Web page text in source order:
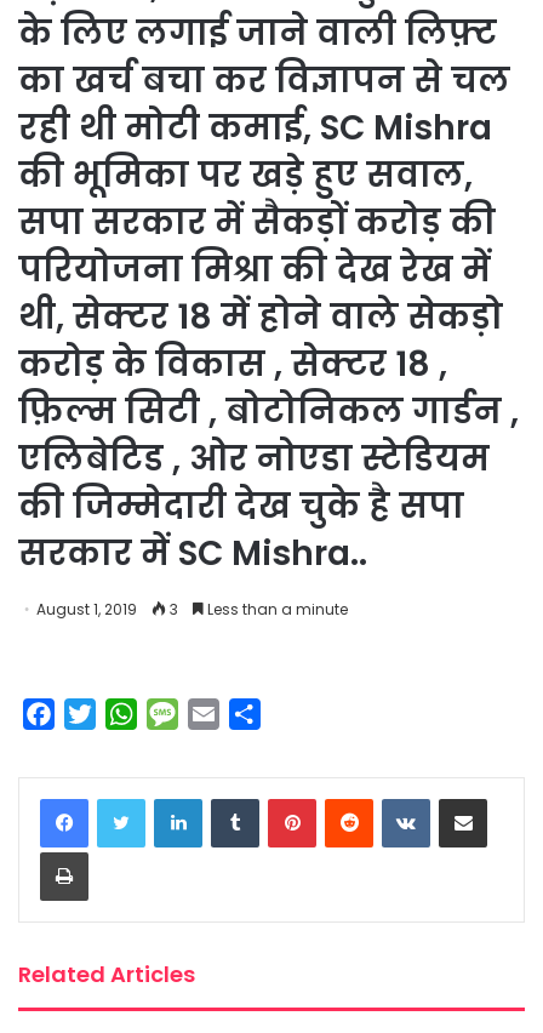
के लिए लगाई जाने वाली लिफ़्ट
का खर्च बचा कर विज्ञापन से चल
रही थी मोटी कमाई, SC Mishra
की भूमिका पर खड़े हुए सवाल,
सपा सरकार में सैकड़ों करोड़ की
परियोजना मिश्रा की देख रेख में
थी, सेक्टर 18 में होने वाले सेकड़ो
करोड़ के विकास , सेक्टर 18 ,
फ़िल्म सिटी , बोटोनिकल गार्डन ,
एलिबेटिड , ओर नोएडा स्टेडियम
की जिम्मेदारी देख चुके है सपा
सरकार में SC Mishra..
August 1, 2019 3 Less than a minute
c
e
b
o
o
i
t
t
W
a
t
s
M
s
s
a
a
i
a
r
e
LinkedInTumblrPinterestReddit VKontakteShare via Email
Print
Related Articles